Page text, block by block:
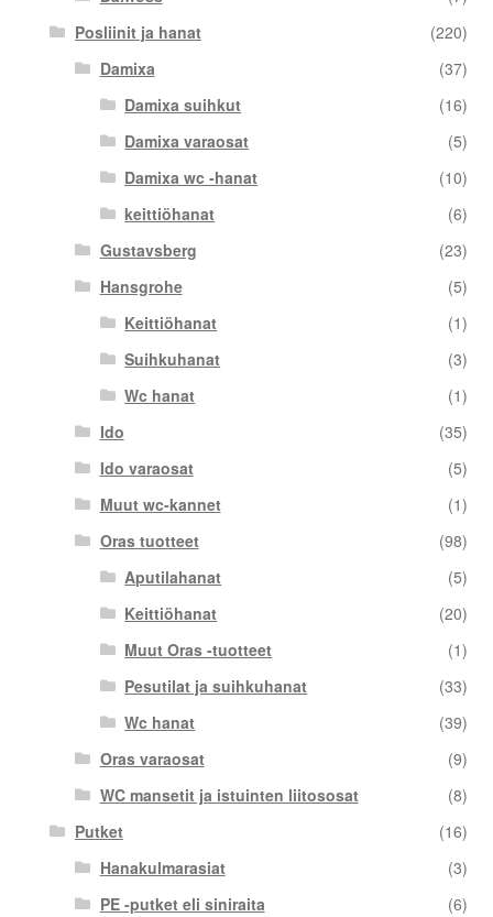
Posliinit ja hanat
(220)
Damixa
(37)
Damixa suihkut
(16)
Damixa varaosat
(5)
Damixa wc -hanat
(10)
keittiöhanat
(6)
Gustavsberg
(23)
Hansgrohe
(5)
Keittiöhanat
(1)
Suihkuhanat
(3)
Wc hanat
(1)
Ido
(35)
Ido varaosat
(5)
Muut wc-kannet
(1)
Oras tuotteet
(98)
Aputilahanat
(5)
Keittiöhanat
(20)
Muut Oras -tuotteet
(1)
Pesutilat ja suihkuhanat
(33)
Wc hanat
(39)
Oras varaosat
(9)
WC mansetit ja istuinten liitososat
(8)
Putket
(16)
Hanakulmarasiat
(3)
PE -putket eli siniraita
(6)